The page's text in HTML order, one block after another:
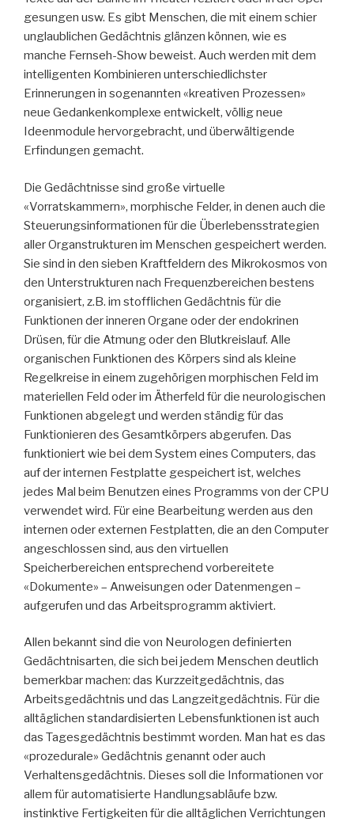
gesungen usw. Es gibt Menschen, die mit einem schier
unglaublichen Gedächtnis glänzen können, wie es
manche Fernseh-Show beweist. Auch werden mit dem
intelligenten Kombinieren unterschiedlichster
Erinnerungen in sogenannten «kreativen Prozessen»
neue Gedankenkomplexe entwickelt, völlig neue
Ideenmodule hervorgebracht, und überwältigende
Erfindungen gemacht.
Die Gedächtnisse sind große virtuelle
«Vorratskammern», morphische Felder, in denen auch die
Steuerungsinformationen für die Überlebensstrategien
aller Organstrukturen im Menschen gespeichert werden.
Sie sind in den sieben Kraftfeldern des Mikrokosmos von
den Unterstrukturen nach Frequenzbereichen bestens
organisiert, z.B. im stofflichen Gedächtnis für die
Funktionen der inneren Organe oder der endokrinen
Drüsen, für die Atmung oder den Blutkreislauf. Alle
organischen Funktionen des Körpers sind als kleine
Regelkreise in einem zugehörigen morphischen Feld im
materiellen Feld oder im Ätherfeld für die neurologischen
Funktionen abgelegt und werden ständig für das
Funktionieren des Gesamtkörpers abgerufen. Das
funktioniert wie bei dem System eines Computers, das
auf der internen Festplatte gespeichert ist, welches
jedes Mal beim Benutzen eines Programms von der CPU
verwendet wird. Für eine Bearbeitung werden aus den
internen oder externen Festplatten, die an den Computer
angeschlossen sind, aus den virtuellen
Speicherbereichen entsprechend vorbereitete
«Dokumente» – Anweisungen oder Datenmengen –
aufgerufen und das Arbeitsprogramm aktiviert.
Allen bekannt sind die von Neurologen definierten
Gedächtnisarten, die sich bei jedem Menschen deutlich
bemerkbar machen: das Kurzzeitgedächtnis, das
Arbeitsgedächtnis und das Langzeitgedächtnis. Für die
alltäglichen standardisierten Lebensfunktionen ist auch
das Tagesgedächtnis bestimmt worden. Man hat es das
«prozedurale» Gedächtnis genannt oder auch
Verhaltensgedächtnis. Dieses soll die Informationen vor
allem für automatisierte Handlungsabläufe bzw.
instinktive Fertigkeiten für die alltäglichen Verrichtungen